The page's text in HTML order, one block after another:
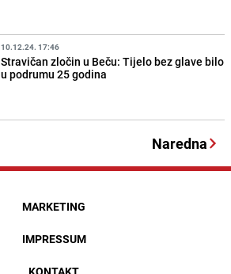
10.12.24. 17:46
Stravičan zločin u Beču: Tijelo bez glave bilo
u podrumu 25 godina
Naredna
MARKETING
IMPRESSUM